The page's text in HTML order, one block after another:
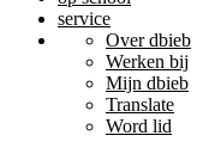
service
Over dbieb
Werken bij
Mijn dbieb
Translate
Word lid